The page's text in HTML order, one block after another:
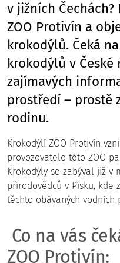
v jižních
ZOO Protivín a
krokodýlů. Čeká
krokodýlů v
zajímavých
prostředí – prostě
rodinu.
Krokodýlí ZOO Protivín
provozovatele této ZOO
Krokodýly se zabýval již v
přírodovědců v Písku, kde
těchto obávaných vodních
Co na vás
ZOO Protivín: